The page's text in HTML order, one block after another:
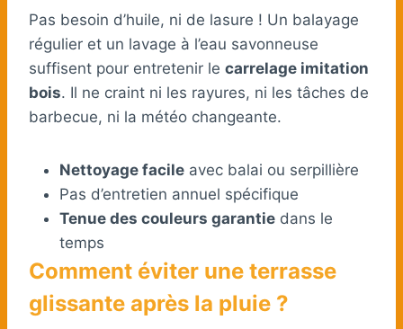
Pas besoin d’huile, ni de lasure ! Un balayage
régulier et un lavage à l’eau savonneuse
suffisent pour entretenir le carrelage imitation
bois. Il ne craint ni les rayures, ni les tâches de
barbecue, ni la météo changeante.
Nettoyage facile avec balai ou serpillière
Pas d’entretien annuel spécifique
Tenue des couleurs garantie dans le
temps
Comment éviter une terrasse
glissante après la pluie ?